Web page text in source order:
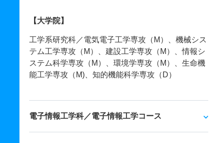
【大学院】
工学系研究科／電気電子工学専攻（M）、機械シス
テム工学専攻（M）、建設工学専攻（M）、情報シ
ステム科学専攻（M）、環境学専攻（M）、生命機
能工学専攻（M)、知的機能科学専攻（D）
電子情報工学科／電子情報工学コース